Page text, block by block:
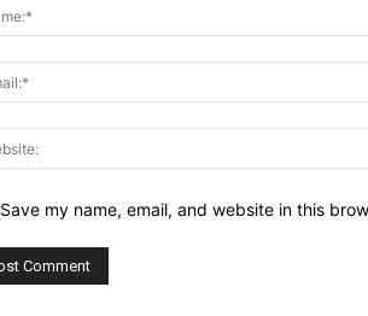
Save my name, email, and website in this